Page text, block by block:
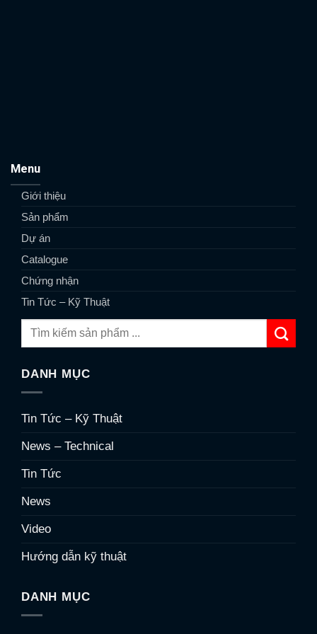
Menu
Giới thiệu
Sản phẩm
Dự án
Catalogue
Chứng nhận
Tin Tức – Kỹ Thuật
DANH MỤC
Tin Tức – Kỹ Thuật
News – Technical
Tin Tức
News
Video
Hướng dẫn kỹ thuật
DANH MỤC